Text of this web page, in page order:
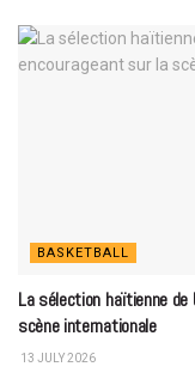
BASKETBALL
La sélection haïtienne
scène internationale
13 JULY 2026